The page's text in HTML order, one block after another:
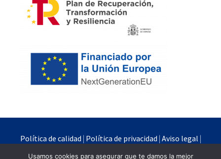
Política de calidad | Política de privacidad | Aviso legal |
Usamos cookies para asegurar que te damos la mejor